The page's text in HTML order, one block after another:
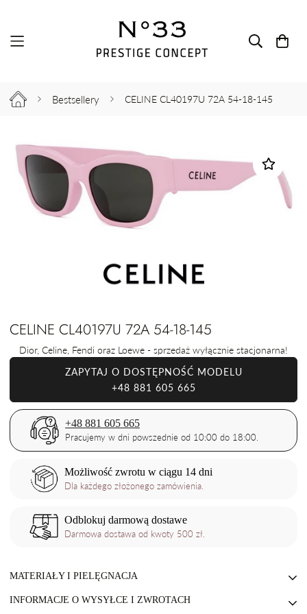
Bestsellery CELINE CL40197U 72A 54-18-145
CELINE CL40197U 72A 54-18-145
Dior, Celine, Fendi oraz Loewe - sprzedaż wyłącznie stacjonarna!
ZAPYTAJ O DOSTĘPNOŚĆ MODELU
+48 881 605 665
+48 881 605 665
Pracujemy w dni powszednie od 10:00 do 18:00.
Możliwość zwrotu w ciągu 14 dni
Dla każdego złożonego zamówienia.
Odblokuj darmową dostawe
Darmowa dostawa od kwoty 500 zł.
MATERIAŁY I PIELĘGNACJA
INFORMACJE O WYSYŁCE I ZWROTACH